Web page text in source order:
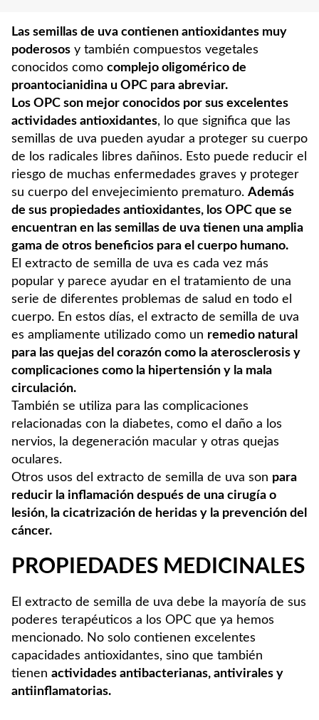
Las semillas de uva contienen antioxidantes muy
poderosos y también compuestos vegetales
conocidos como complejo oligomérico de
proantocianidina u OPC para abreviar.
Los OPC son mejor conocidos por sus excelentes
actividades antioxidantes, lo que significa que las
semillas de uva pueden ayudar a proteger su cuerpo
de los radicales libres dañinos. Esto puede reducir el
riesgo de muchas enfermedades graves y proteger
su cuerpo del envejecimiento prematuro. Además
de sus propiedades antioxidantes, los OPC que se
encuentran en las semillas de uva tienen una amplia
gama de otros beneficios para el cuerpo humano.
El extracto de semilla de uva es cada vez más
popular y parece ayudar en el tratamiento de una
serie de diferentes problemas de salud en todo el
cuerpo. En estos días, el extracto de semilla de uva
es ampliamente utilizado como un remedio natural
para las quejas del corazón como la aterosclerosis y
complicaciones como la hipertensión y la mala
circulación.
También se utiliza para las complicaciones
relacionadas con la diabetes, como el daño a los
nervios, la degeneración macular y otras quejas
oculares.
Otros usos del extracto de semilla de uva son para
reducir la inflamación después de una cirugía o
lesión, la cicatrización de heridas y la prevención del
cáncer.
PROPIEDADES MEDICINALES
El extracto de semilla de uva debe la mayoría de sus
poderes terapéuticos a los OPC que ya hemos
mencionado. No solo contienen excelentes
capacidades antioxidantes, sino que también
tienen actividades antibacterianas, antivirales y
antiinflamatorias.